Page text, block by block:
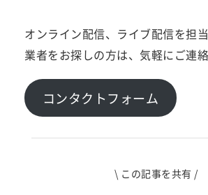
オンライン配信、ライブ配信を担
業者をお探しの方は、気軽にご連
コンタクトフォーム
\ この記事を共有 /